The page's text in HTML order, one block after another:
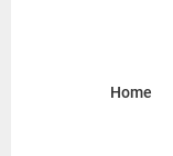
Home